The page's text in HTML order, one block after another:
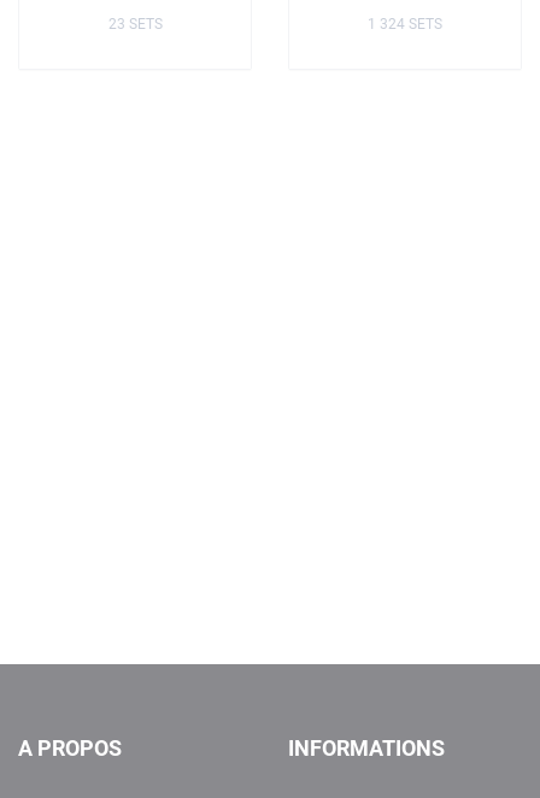
23 SETS 1 324 SETS
A PROPOS INFORMATIONS